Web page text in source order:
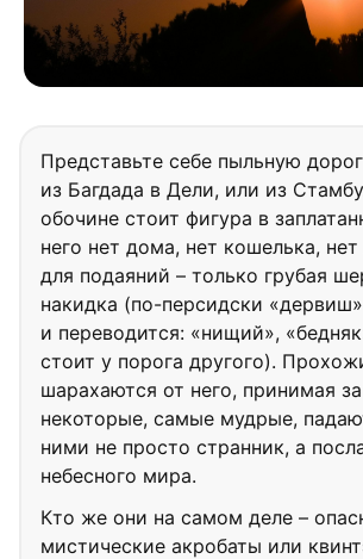
Представьте себе пыльную
из Багдада в Дели, или из
обочине стоит фигура в
него нет дома, нет кошелька,
для подаяний – только грубая
накидка (по-персидски
и переводится: «нищий»,
стоит у порога другого).
шарахаются от него, принимая
некоторые, самые мудрые,
ними не просто странник, а
небесного мира.
Кто же они на самом деле –
мистические акробаты или